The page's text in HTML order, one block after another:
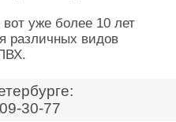
уже более 10 лет
различных видов
30-77